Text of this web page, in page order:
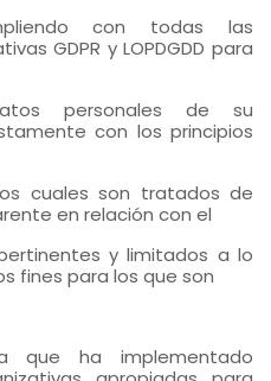
con todas las
GDPR y LOPDGDD para
personales de su
con los principios
cuales son tratados de
en relación con el
y limitados a lo
fines para los que son
que ha implementado